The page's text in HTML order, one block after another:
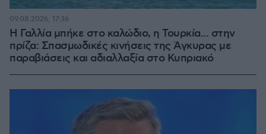
Η Γαλλία μπήκε στο καλώδιο, η Τουρκία... στην
πρίζα: Σπασμωδικές κινήσεις της Άγκυρας με
παραβιάσεις και αδιαλλαξία στο Κυπριακό
09.08.2026, 17:36